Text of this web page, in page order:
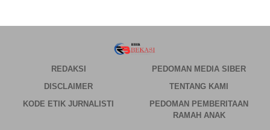
REDAKSI
PEDOMAN MEDIA SIBER
DISCLAIMER
TENTANG KAMI
KODE ETIK JURNALISTI
PEDOMAN PEMBERITAAN
RAMAH ANAK